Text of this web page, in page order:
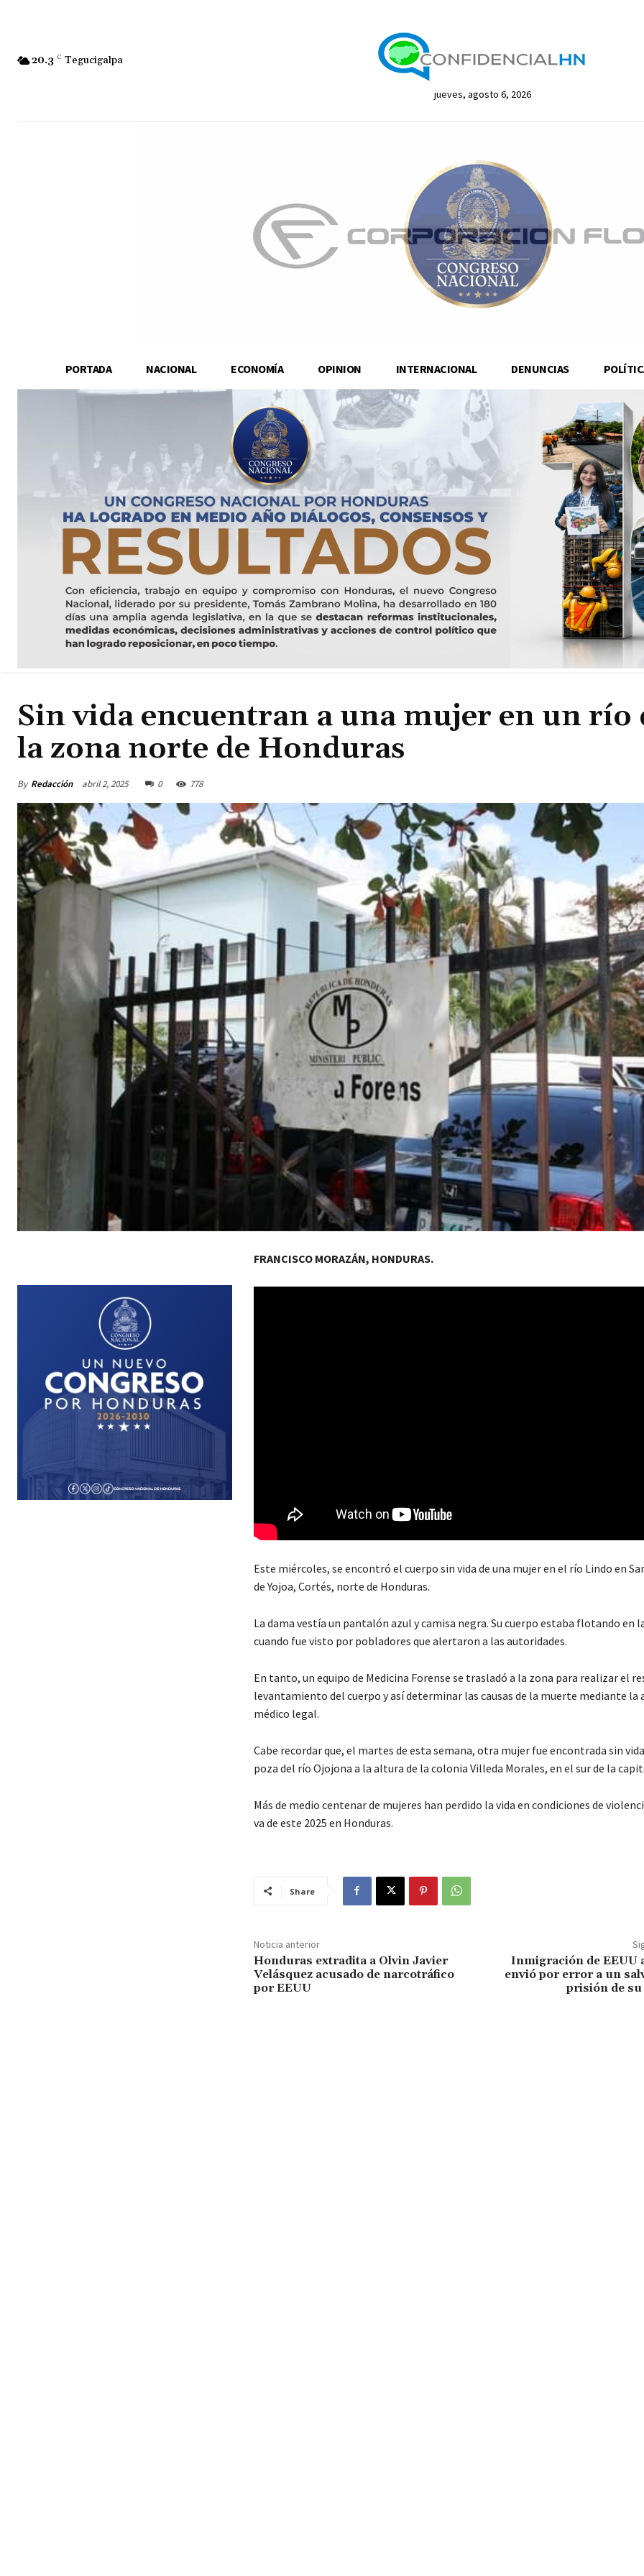
20.3 C Tegucigalpa
jueves, agosto 6, 2026
PORTADA NACIONAL ECONOMÍA OPINION INTERNACIONAL DENUNCIAS
Sin vida encuentran a una mujer en un río
la zona norte de Honduras
By Redacción abril 2, 2025 0 778
FRANCISCO MORAZÁN, HONDURAS.
Este miércoles, se encontró el cuerpo sin vida de una mujer en el río Lindo en
de Yojoa, Cortés, norte de Honduras.
La dama vestía un pantalón azul y camisa negra. Su cuerpo estaba flotando en
cuando fue visto por pobladores que alertaron a las autoridades.
En tanto, un equipo de Medicina Forense se trasladó a la zona para realizar el
levantamiento del cuerpo y así determinar las causas de la muerte mediante la
médico legal.
Cabe recordar que, el martes de esta semana, otra mujer fue encontrada sin
poza del río Ojojona a la altura de la colonia Villeda Morales, en el sur de la
Más de medio centenar de mujeres han perdido la vida en condiciones de
va de este 2025 en Honduras.
Share
Noticia anterior
Honduras extradita a Olvin Javier
Velásquez acusado de narcotráfico
por EEUU
Inmigración de EEUU
envió por error a un
prisión de su